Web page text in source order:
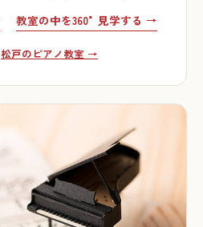
教室の中を360°見学する →
松戸のピアノ教室 →